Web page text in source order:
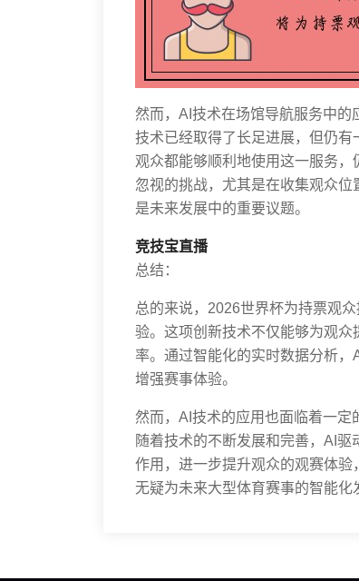
然而，AI技术在场馆导航服务中的
技术已经取得了长足进展，但仍
观众都能够顺利地使用这一服务
忽视的挑战，尤其是在收集观众位
是未来发展中的重要议题。
竞技宝直播
总结：
总的来说，2026世界杯为持票观
验。这项创新技术不仅能够为观
率。通过智能化的实时数据分析，
增强赛事体验。
然而，AI技术的应用也面临着一定
随着技术的不断发展和完善，AI
作用，进一步提升观众的观赛体验
无疑为未来大型体育赛事的智能化